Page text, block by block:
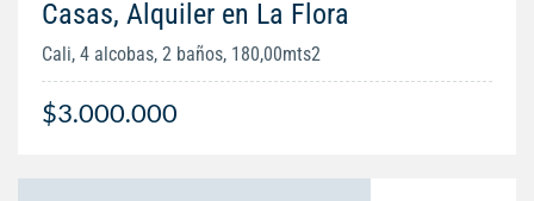
Casas, Alquiler en La Flora
Cali, 4 alcobas, 2 baños, 180,00mts2
$3.000.000